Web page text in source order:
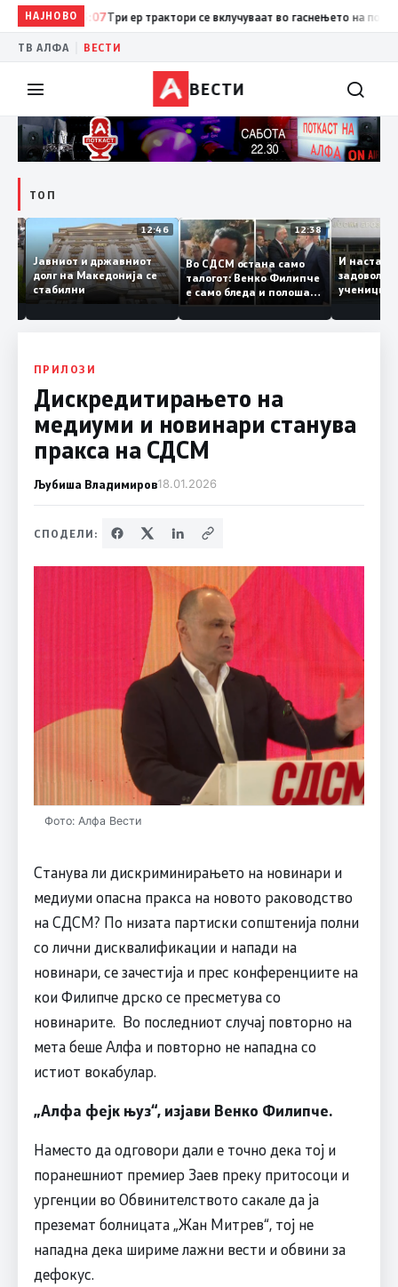
НАЈНОВО
13:07Три ер трактори се вклучуваат во гаснењето на пожарот
ТВ АЛФА ВЕСТИ
ВЕСТИ
ТОП
12:47
ги
12:46
Јавниот и државниот
долг на Македонија се
стабилни
12:38
Во СДСМ остана само
талогот: Венко Филипче
е само бледа и полоша
копија дури и од Зоран
Заев
И
ПРИЛОЗИ
Дискредитирањето на
медиуми и новинари станува
пракса на СДСМ
Љубиша Владимиров18.01.2026
СПОДЕЛИ:
Фото: Алфа Вести
Станува ли дискриминирањето на новинари и
медиуми опасна пракса на новото раководство
на СДСМ? По низата партиски сопштенија полни
со лични дисквалификации и напади на
новинари, се зачестија и прес конференциите на
кои Филипче дрско се пресметува со
новинарите. Во последниот случај повторно на
мета беше Алфа и повторно не нападна со
истиот вокабулар.
„Алфа фејк њуз“, изјави Венко Филипче.
Наместо да одговори дали е точно дека тој и
поранешниот премиер Заев преку притосоци и
ургенции во Обвинителството сакале да ја
преземат болницата „Жан Митрев“, тој не
нападна дека шириме лажни вести и обвини за
дефокус.